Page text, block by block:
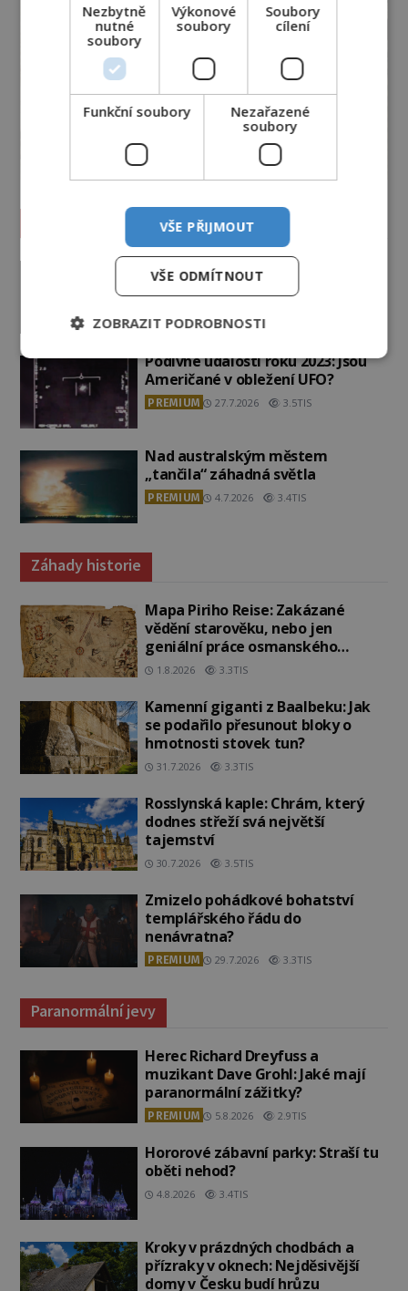
Vesmír a technologie
Co zachycují tajemné snímky
Marsu? Je na něm přeci jen voda?
Podivné události roku 2023: Jsou
Američané v obležení UFO?
PREMIUM 27.7.2026 3.5TIS
Nad australským městem
„tančila“ záhadná světla
PREMIUM 4.7.2026 3.4TIS
Záhady historie
Mapa Piriho Reise: Zakázané
vědění starověku, nebo jen
geniální práce osmanského
admirála?
1.8.2026 3.3TIS
Kamenní giganti z Baalbeku: Jak
se podařilo přesunout bloky o
hmotnosti stovek tun?
31.7.2026 3.3TIS
Rosslynská kaple: Chrám, který
dodnes střeží svá největší
tajemství
30.7.2026 3.5TIS
Zmizelo pohádkové bohatství
templářského řádu do
nenávratna?
PREMIUM 29.7.2026 3.3TIS
Paranormální jevy
Herec Richard Dreyfuss a
muzikant Dave Grohl: Jaké mají
paranormální zážitky?
PREMIUM 5.8.2026 2.9TIS
Hororové zábavní parky: Straší tu
oběti nehod?
4.8.2026 3.4TIS
Kroky v prázdných chodbách a
přízraky v oknech: Nejděsivější
domy v Česku budí hrůzu
Nezbytně
nutné
soubory
Výkonové
soubory
Soubory
cílení
Funkční soubory
Nezařazené
soubory
VŠE PŘIJMOUT
VŠE ODMÍTNOUT
ZOBRAZIT PODROBNOSTI